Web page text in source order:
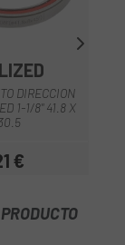
DIRECCION
1-1/8" 41.8 X
Precio
€